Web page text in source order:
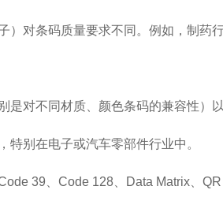
条码质量要求不同。例如，制药
对不同材质、颜色条码的兼容性）
别在电子或汽车零部件行业中。
39、Code 128、Data Matrix、QR